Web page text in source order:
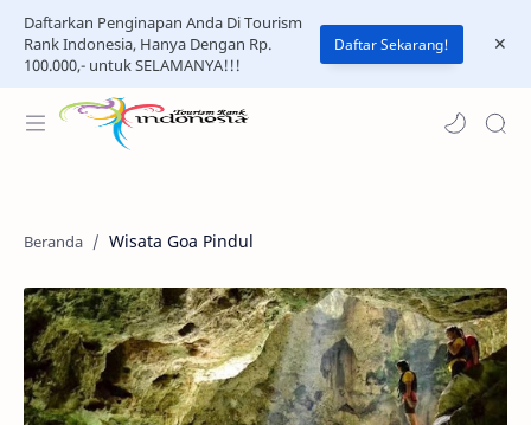
Daftarkan Penginapan Anda Di Tourism
Rank Indonesia, Hanya Dengan Rp.
100.000,- untuk SELAMANYA!!!
Daftar Sekarang!
Wisata Goa Pindul